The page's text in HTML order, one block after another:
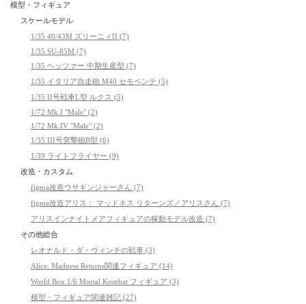
模型・フィギュア
スケールモデル
1/35 40/43M ズリーニィII (7)
1/35 SU-85M (7)
1/35 ヘッツァー 中期生産型 (7)
1/35 イタリア自走砲 M40 セモベンテ (5)
1/35 II号戦車L型 ルクス (5)
1/72 Mk.I "Male" (2)
1/72 Mk.IV "Male" (2)
1/35 III号突撃砲B型 (6)
1/39 ライトフライヤー (9)
改造・カスタム
figma改造ウサギンジャーさん (7)
figma改造アリス： マッドネス リターンズ／アリスさん (7)
アリスインナイトメアフィギュアの稼動モデル改造 (7)
その他総合
レオナルド・ダ・ヴィンチの戦車 (3)
Alice: Madness Returns関連フィギュア (14)
World Box 1/6 Mortal Kombat フィギュア (3)
模型・フィギュア関連雑記 (27)